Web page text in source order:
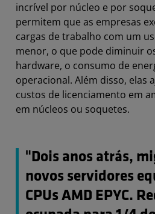
incrível por núcleo e por
permitem que as empresas
cargas de trabalho com um
menor, o que pode diminuir
hardware, o consumo de
operacional. Além disso, elas
custos de licenciamento em
em núcleos ou soquetes.
"Dois anos atrás,
novos servidores
CPUs AMD EPYC.